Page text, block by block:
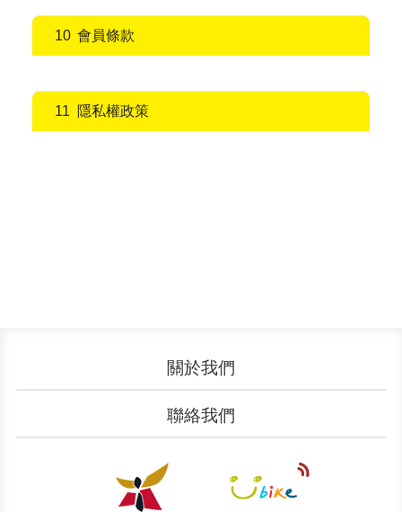
會員條款
隱私權政策
關於我們
加入我們
聯絡我們
廣告刊登
申請表單